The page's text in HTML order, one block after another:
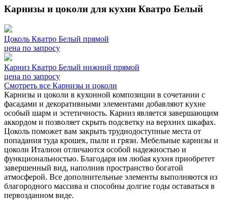
Карнизы и цоколи для кухни Кватро Белый
Цоколь Кватро Белый прямой
цена по запросу
Карниз Кватро Белый нижний прямой
цена по запросу
Смотреть все Карнизы и цоколи
Карнизы и цоколи в кухонной композиции в сочетании с
фасадами и декоративными элементами добавляют кухне
особый шарм и эстетичность. Карниз является завершающим
аккордом и позволяет скрыть подсветку на верхних шкафах.
Цоколь поможет вам закрыть труднодоступные места от
попадания туда крошек, пыли и грязи. Мебельные карнизы и
цоколи Италион отличаются особой надежностью и
функциональностью. Благодаря им любая кухня приобретет
завершенный вид, наполнив пространство богатой
атмосферой. Все дополнительные элементы выполняются из
благородного массива и способны долгие годы оставаться в
первозданном виде.